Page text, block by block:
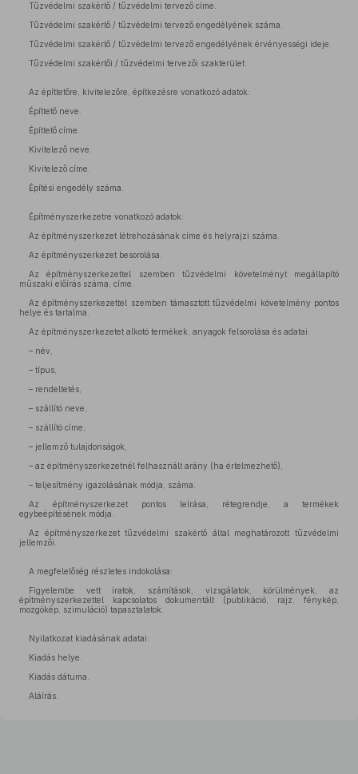
Tűzvédelmi szakértő / tűzvédelmi tervező címe.
Tűzvédelmi szakértő / tűzvédelmi tervező engedélyének száma.
Tűzvédelmi szakértő / tűzvédelmi tervező engedélyének érvényességi ideje.
Tűzvédelmi szakértői / tűzvédelmi tervezői szakterület.
Az építtetőre, kivitelezőre, építkezésre vonatkozó adatok:
Építtető neve.
Építtető címe.
Kivitelező neve.
Kivitelező címe.
Építési engedély száma.
Építményszerkezetre vonatkozó adatok:
Az építményszerkezet létrehozásának címe és helyrajzi száma.
Az építményszerkezet besorolása.
Az építményszerkezettel szemben tűzvédelmi követelményt megállapító
műszaki előírás száma, címe.
Az építményszerkezettel szemben támasztott tűzvédelmi követelmény pontos
helye és tartalma.
Az építményszerkezetet alkotó termékek, anyagok felsorolása és adatai:
– név,
– típus,
– rendeltetés,
– szállító neve,
– szállító címe,
– jellemző tulajdonságok,
– az építményszerkezetnél felhasznált arány (ha értelmezhető),
– teljesítmény igazolásának módja, száma.
Az építményszerkezet pontos leírása, rétegrendje, a termékek
egybeépítésének módja.
Az építményszerkezet tűzvédelmi szakértő által meghatározott tűzvédelmi
jellemzői.
A megfelelőség részletes indokolása:
Figyelembe vett iratok, számítások, vizsgálatok, körülmények, az
építményszerkezettel kapcsolatos dokumentált (publikáció, rajz, fénykép,
mozgókép, szimuláció) tapasztalatok.
Nyilatkozat kiadásának adatai:
Kiadás helye.
Kiadás dátuma.
Aláírás.